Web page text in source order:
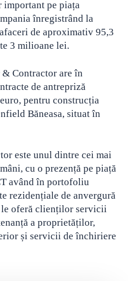
important pe piața
înregistrând la
de aproximativ 95,3
3 milioane lei.
Contractor are în
de antrepriză
pentru construcția
Băneasa, situat în
este unul dintre cei mai
cu o prezență pe piață
având în portofoliu
rezidențiale de anvergură
le oferă clienților servicii
a proprietăților,
și servicii de închiriere